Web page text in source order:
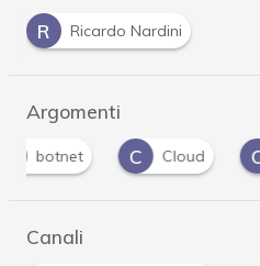
R
Ricardo Nardini
Argomenti
C
Cloud C cyber risk
Canali